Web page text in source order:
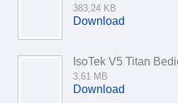
383,24 KB
Download
IsoTek V5 Titan
3,61 MB
Download